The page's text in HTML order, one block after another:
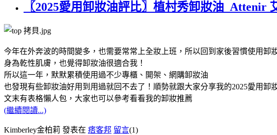
〖2025愛用卸妝油評比〗植村秀卸妝油 Attenir
今年在外奔波的時間變多，也需要常常上全妝上班，所以回到家後習慣使用卸
身為乾性肌膚，也覺得卸妝油很適合我！
所以這一年，默默累積使用過不少專櫃、開架、網購卸妝油
也發現有些卸妝油好用到用過就回不去了！順勢就跟大家分享我的2025愛用卸
文末有表格懶人包，大家也可以參考看看我的卸妝推薦
(繼續閱讀...)
Kimberley金柏莉 發表在 痞客邦 留言(1)